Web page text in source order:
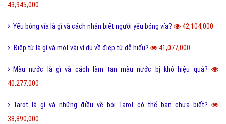
43,945,000
Yếu bóng vía là gì và cách nhận biết người yếu bóng vía? 42,104,000
Điệp từ là gì và một vài ví dụ về điệp từ dễ hiểu? 41,077,000
Màu nước là gì và cách làm tan màu nước bị khô hiệu quả?
40,277,000
Tarot là gì và những điều về bói Tarot có thể bạn chưa biết?
38,890,000